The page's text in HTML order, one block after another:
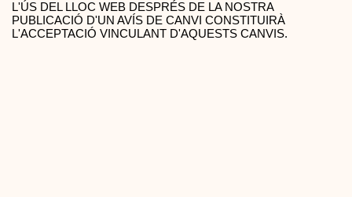
L'ÚS DEL LLOC WEB DESPRÉS DE LA NOSTRA
PUBLICACIÓ D'UN AVÍS DE CANVI CONSTITUIRÀ
L'ACCEPTACIÓ VINCULANT D'AQUESTS CANVIS.